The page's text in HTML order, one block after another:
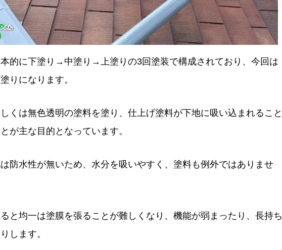
的に下塗り→中塗り→上塗りの3回塗装で構成されており、今回は
りになります。
くは無色透明の塗料を塗り、仕上げ塗料が下地に吸い込まれること
が主な目的となっています。
防水性が無いため、水分を吸いやすく、塗料も例外ではありませ
と均一は塗膜を張ることが難しくなり、機能が弱まったり、長持ち
します。